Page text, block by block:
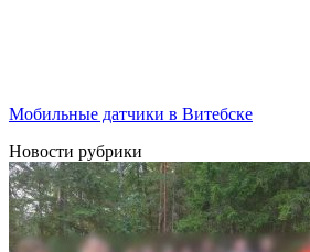
Мобильные датчики в Витебске
Новости рубрики